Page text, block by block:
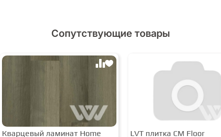
Сопутствующие товары
Кварцевый ламинат Home
LVT плитка CM Floor